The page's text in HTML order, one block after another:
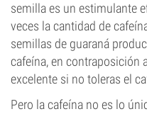
semilla es un estimulante
veces la cantidad de
semillas de guaraná
cafeína, en contraposición
excelente si no toleras el
Pero la cafeína no es lo